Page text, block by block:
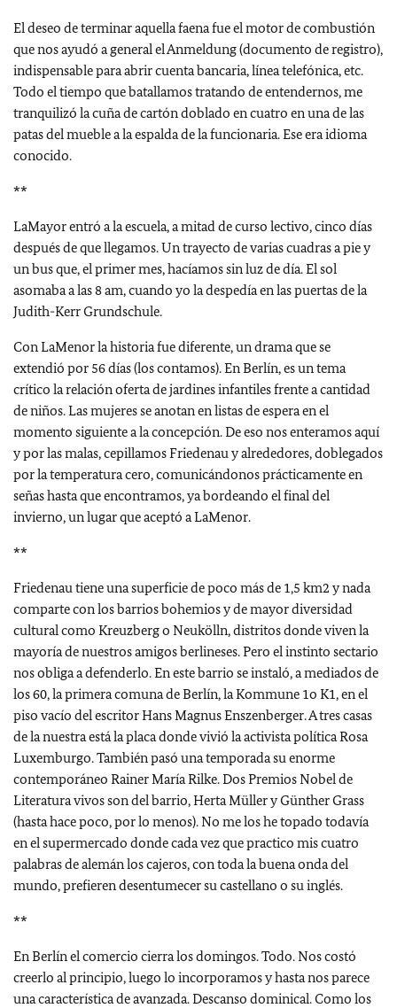
El deseo de terminar aquella faena fue el motor de combustión
que nos ayudó a general el Anmeldung (documento de registro),
indispensable para abrir cuenta bancaria, línea telefónica, etc.
Todo el tiempo que batallamos tratando de entendernos, me
tranquilizó la cuña de cartón doblado en cuatro en una de las
patas del mueble a la espalda de la funcionaria. Ese era idioma
conocido.
**
LaMayor entró a la escuela, a mitad de curso lectivo, cinco días
después de que llegamos. Un trayecto de varias cuadras a pie y
un bus que, el primer mes, hacíamos sin luz de día. El sol
asomaba a las 8 am, cuando yo la despedía en las puertas de la
Judith-Kerr Grundschule.
Con LaMenor la historia fue diferente, un drama que se
extendió por 56 días (los contamos). En Berlín, es un tema
crítico la relación oferta de jardines infantiles frente a cantidad
de niños. Las mujeres se anotan en listas de espera en el
momento siguiente a la concepción. De eso nos enteramos aquí
y por las malas, cepillamos Friedenau y alrededores, doblegados
por la temperatura cero, comunicándonos prácticamente en
señas hasta que encontramos, ya bordeando el final del
invierno, un lugar que aceptó a LaMenor.
**
Friedenau tiene una superficie de poco más de 1,5 km2 y nada
comparte con los barrios bohemios y de mayor diversidad
cultural como Kreuzberg o Neukölln, distritos donde viven la
mayoría de nuestros amigos berlineses. Pero el instinto sectario
nos obliga a defenderlo. En este barrio se instaló, a mediados de
los 60, la primera comuna de Berlín, la Kommune 1o K1, en el
piso vacío del escritor Hans Magnus Enszenberger. A tres casas
de la nuestra está la placa donde vivió la activista política Rosa
Luxemburgo. También pasó una temporada su enorme
contemporáneo Rainer María Rilke. Dos Premios Nobel de
Literatura vivos son del barrio, Herta Müller y Günther Grass
(hasta hace poco, por lo menos). No me los he topado todavía
en el supermercado donde cada vez que practico mis cuatro
palabras de alemán los cajeros, con toda la buena onda del
mundo, prefieren desentumecer su castellano o su inglés.
**
En Berlín el comercio cierra los domingos. Todo. Nos costó
creerlo al principio, luego lo incorporamos y hasta nos parece
una característica de avanzada. Descanso dominical. Como los